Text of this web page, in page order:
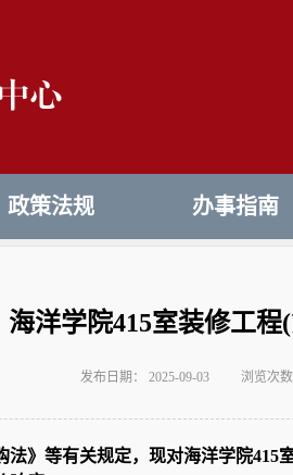
政策法规 办事指南
海洋学院415室装修工程
发布日期： 2025-09-03 浏览次数
法》等有关规定，现对海洋学院415